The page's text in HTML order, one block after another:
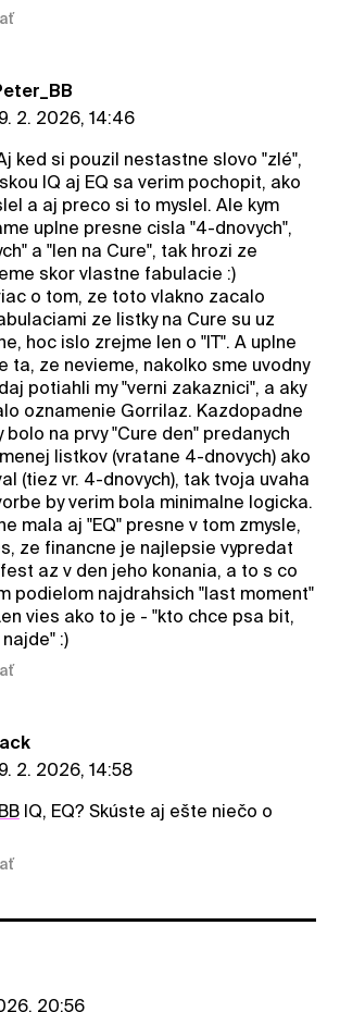
2. 2026, 14:46
ked si pouzil nestastne slovo "zlé",
IQ aj EQ sa verim pochopit, ako
a aj preco si to myslel. Ale kym
uplne presne cisla "4-dnovych",
a "len na Cure", tak hrozi ze
skor vlastne fabulacie :)
o tom, ze toto vlakno zacalo
ze listky na Cure su uz
hoc islo zrejme len o "IT". A uplne
ta, ze nevieme, nakolko sme uvodny
potiahli my "verni zakaznici", a aky
oznamenie Gorrilaz. Kazdopadne
bolo na prvy "Cure den" predanych
listkov (vratane 4-dnovych) ako
(tiez vr. 4-dnovych), tak tvoja uvaha
by verim bola minimalne logicka.
mala aj "EQ" presne v tom zmysle,
ze financne je najlepsie vypredat
az v den jeho konania, a to s co
podielom najdrahsich "last moment"
vies ako to je - "kto chce psa bit,
:)
2. 2026, 14:58
IQ, EQ? Skúste aj ešte niečo o
20:56